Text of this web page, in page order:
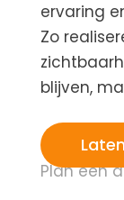
ervaring
Zo
blijven,
Plan een